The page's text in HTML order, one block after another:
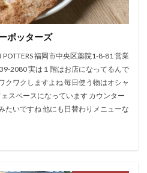
ポッターズ
福岡市中央区薬院1-8-81 営業
2080 実は１階はお店になってるんで
クワクしますよね 毎日使う物はオシャ
スペースになっています カウンター
たいですね 他にも日替わりメニューな